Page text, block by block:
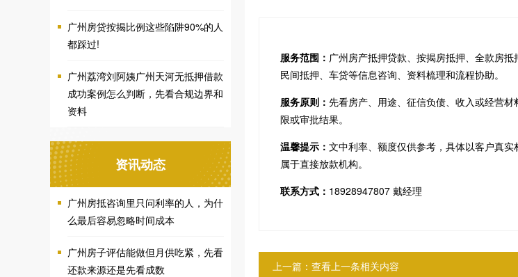
广州房贷按揭比例这些陷阱90%的人
都踩过!
广州荔湾刘阿姨广州天河无抵押借款
成功案例怎么判断，先看合规边界和
资料
资讯动态
广州房抵咨询里只问利率的人，为什
么最后容易忽略时间成本
广州房子评估能做但月供吃紧，先看
还款来源还是先看成数
服务范围： 广州房产抵押贷款、按揭房抵押、全款房抵
民间抵押、车贷等信息咨询、资料梳理和流程协助。
服务原则： 先看房产、用途、征信负债、收入或经营
限或审批结果。
温馨提示： 文中利率、额度仅供参考，具体以客户真
属于直接放款机构。
联系方式： 18928947807 戴经理
上一篇：查看上一条相关内容